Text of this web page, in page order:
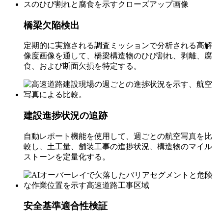
橋梁欠陥検出
定期的に実施される調査ミッションで分析される高解
像度画像を通して、橋梁構造物のひび割れ、剥離、腐
食、および断面欠損を特定する。
建設進捗状況の追跡
自動レポート機能を使用して、週ごとの航空写真を比
較し、土工量、舗装工事の進捗状況、構造物のマイル
ストーンを定量化する。
安全基準適合性検証